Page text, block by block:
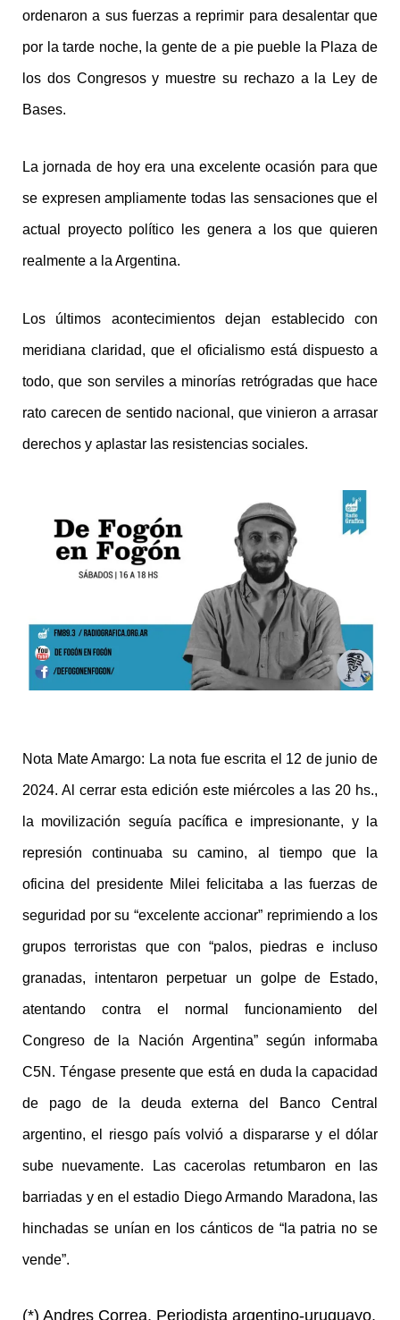
ordenaron a sus fuerzas a reprimir para desalentar que
por la tarde noche, la gente de a pie pueble la Plaza de
los dos Congresos y muestre su rechazo a la Ley de
Bases.
La jornada de hoy era una excelente ocasión para que
se expresen ampliamente todas las sensaciones que el
actual proyecto político les genera a los que quieren
realmente a la Argentina.
Los últimos acontecimientos dejan establecido con
meridiana claridad, que el oficialismo está dispuesto a
todo, que son serviles a minorías retrógradas que hace
rato carecen de sentido nacional, que vinieron a arrasar
derechos y aplastar las resistencias sociales.
Nota Mate Amargo: La nota fue escrita el 12 de junio de
2024. Al cerrar esta edición este miércoles a las 20 hs.,
la movilización seguía pacífica e impresionante, y la
represión continuaba su camino, al tiempo que la
oficina del presidente Milei felicitaba a las fuerzas de
seguridad por su “excelente accionar” reprimiendo a los
grupos terroristas que con “palos, piedras e incluso
granadas, intentaron perpetuar un golpe de Estado,
atentando contra el normal funcionamiento del
Congreso de la Nación Argentina” según informaba
C5N. Téngase presente que está en duda la capacidad
de pago de la deuda externa del Banco Central
argentino, el riesgo país volvió a dispararse y el dólar
sube nuevamente. Las cacerolas retumbaron en las
barriadas y en el estadio Diego Armando Maradona, las
hinchadas se unían en los cánticos de “la patria no se
vende”.
(*) Andres Correa, Periodista argentino-uruguayo,